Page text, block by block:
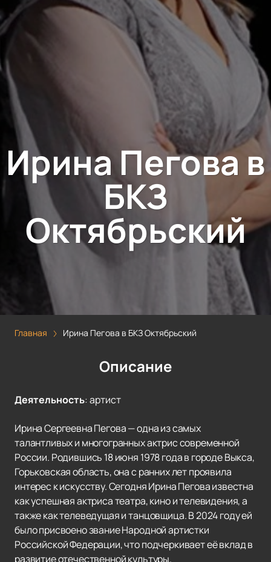
Ирина Пегова в
БКЗ
Октябрьский
Главная Ирина Пегова в БКЗ Октябрьский
Описание
Деятельность:артист
Ирина Сергеевна Пегова — одна из самых
талантливых и многогранных актрис современной
России. Родившись 18 июня 1978 года в городе Выкса,
Горьковская область, она с ранних лет проявила
интерес к искусству. Сегодня Ирина Пегова известна
как успешная актриса театра, кино и телевидения, а
также как телеведущая и танцовщица. В 2024 году ей
было присвоено звание Народной артистки
Российской Федерации, что подчеркивает её вклад в
развитие отечественной культуры.